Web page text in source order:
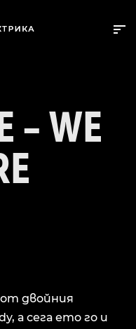
– WE
двойния
а сега ето го и